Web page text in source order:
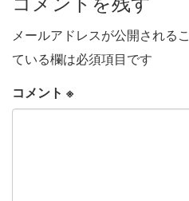
メールアドレスが公開される
ている欄は必須項目です
コメント ※